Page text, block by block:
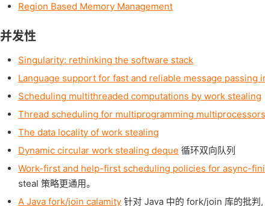
Region Based Memory Management
并发性
Singularity: rethinking the software stack
Language support for fast and reliable message passing
Scheduling multithreaded computations by work stealing
Thread scheduling for multiprogramming multiprocessors
The data locality of work stealing
Dynamic circular work stealing deque 循环双向队列
Work-first and help-first scheduling policies for async-
steal 策略更通用。
A Java fork/join calamity 针对 Java 中的 fork/join 库的批判